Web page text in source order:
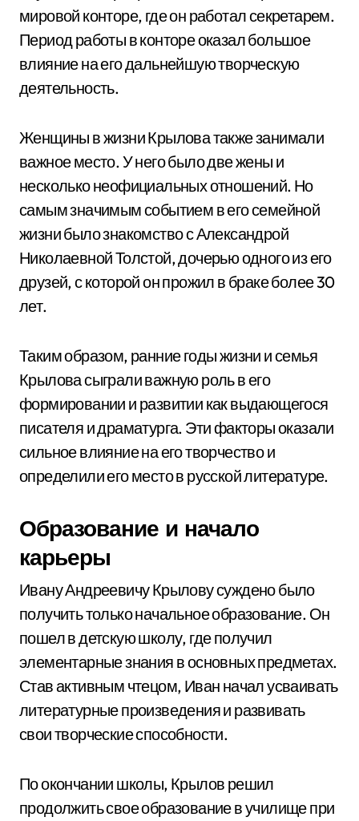
мировой конторе, где он работал секретарем.
Период работы в конторе оказал большое
влияние на его дальнейшую творческую
деятельность.
Женщины в жизни Крылова также занимали
важное место. У него было две жены и
несколько неофициальных отношений. Но
самым значимым событием в его семейной
жизни было знакомство с Александрой
Николаевной Толстой, дочерью одного из его
друзей, с которой он прожил в браке более 30
лет.
Таким образом, ранние годы жизни и семья
Крылова сыграли важную роль в его
формировании и развитии как выдающегося
писателя и драматурга. Эти факторы оказали
сильное влияние на его творчество и
определили его место в русской литературе.
Образование и начало
карьеры
Ивану Андреевичу Крылову суждено было
получить только начальное образование. Он
пошел в детскую школу, где получил
элементарные знания в основных предметах.
Став активным чтецом, Иван начал усваивать
литературные произведения и развивать
свои творческие способности.
По окончании школы, Крылов решил
продолжить свое образование в училище при